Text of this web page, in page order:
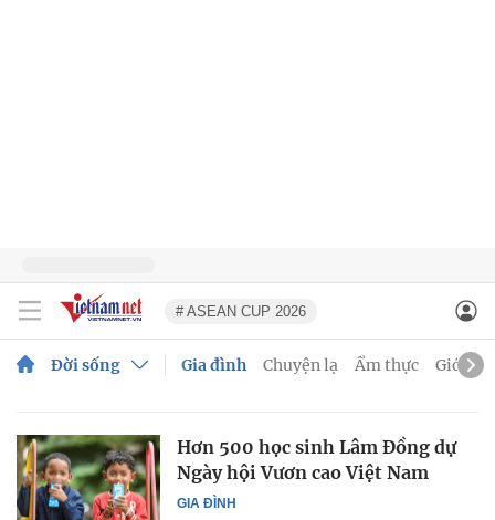
# ASEAN CUP 2026
Đời sống Gia đình Chuyện lạ Ẩm thực Giới trẻ
GIA ĐÌNH
Hơn 500 học sinh Lâm Đồng dự
Ngày hội Vươn cao Việt Nam